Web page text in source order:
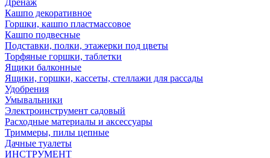
Дренаж
Кашпо декоративное
Горшки, кашпо пластмассовое
Кашпо подвесные
Подставки, полки, этажерки под цветы
Торфяные горшки, таблетки
Ящики балконные
Ящики, горшки, кассеты, стеллажи для рассады
Удобрения
Умывальники
Электроинструмент садовый
Расходные материалы и аксессуары
Триммеры, пилы цепные
Дачные туалеты
ИНСТРУМЕНТ